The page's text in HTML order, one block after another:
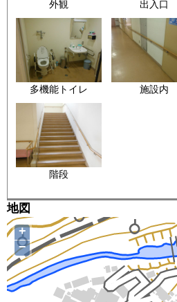
外観 出入口
多機能トイレ 施設内
階段
地図
+
−